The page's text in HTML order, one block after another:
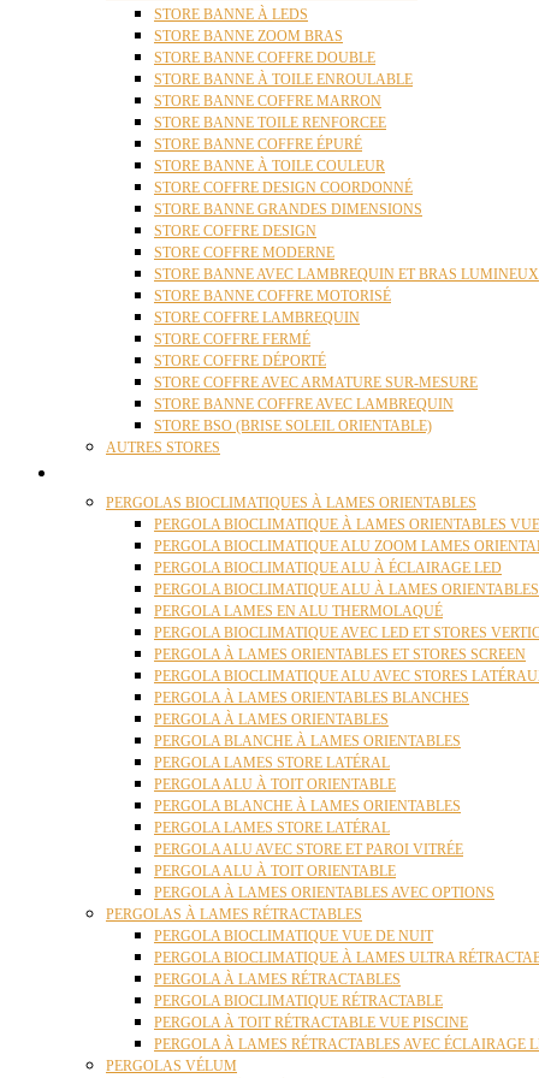
STORE BANNE À LEDS
STORE BANNE ZOOM BRAS
STORE BANNE COFFRE DOUBLE
STORE BANNE À TOILE ENROULABLE
STORE BANNE COFFRE MARRON
STORE BANNE TOILE RENFORCEE
STORE BANNE COFFRE ÉPURÉ
STORE BANNE À TOILE COULEUR
STORE COFFRE DESIGN COORDONNÉ
STORE BANNE GRANDES DIMENSIONS
STORE COFFRE DESIGN
STORE COFFRE MODERNE
STORE BANNE AVEC LAMBREQUIN ET BRAS LUMINEUX
STORE BANNE COFFRE MOTORISÉ
STORE COFFRE LAMBREQUIN
STORE COFFRE FERMÉ
STORE COFFRE DÉPORTÉ
STORE COFFRE AVEC ARMATURE SUR-MESURE
STORE BANNE COFFRE AVEC LAMBREQUIN
STORE BSO (BRISE SOLEIL ORIENTABLE)
AUTRES STORES
PERGOLAS BIOCLIMATIQUES À LAMES ORIENTABLES
PERGOLA BIOCLIMATIQUE À LAMES ORIENTABLES
PERGOLA BIOCLIMATIQUE ALU ZOOM LAMES
PERGOLA BIOCLIMATIQUE ALU À ÉCLAIRAGE LED
PERGOLA BIOCLIMATIQUE ALU À LAMES
PERGOLA LAMES EN ALU THERMOLAQUÉ
PERGOLA BIOCLIMATIQUE AVEC LED ET STORES
PERGOLA À LAMES ORIENTABLES ET STORES SCREEN
PERGOLA BIOCLIMATIQUE ALU AVEC STORES
PERGOLA À LAMES ORIENTABLES BLANCHES
PERGOLA À LAMES ORIENTABLES
PERGOLA BLANCHE À LAMES ORIENTABLES
PERGOLA LAMES STORE LATÉRAL
PERGOLA ALU À TOIT ORIENTABLE
PERGOLA BLANCHE À LAMES ORIENTABLES
PERGOLA LAMES STORE LATÉRAL
PERGOLA ALU AVEC STORE ET PAROI VITRÉE
PERGOLA ALU À TOIT ORIENTABLE
PERGOLA À LAMES ORIENTABLES AVEC OPTIONS
PERGOLAS À LAMES RÉTRACTABLES
PERGOLA BIOCLIMATIQUE VUE DE NUIT
PERGOLA BIOCLIMATIQUE À LAMES ULTRA
PERGOLA À LAMES RÉTRACTABLES
PERGOLA BIOCLIMATIQUE RÉTRACTABLE
PERGOLA À TOIT RÉTRACTABLE VUE PISCINE
PERGOLA À LAMES RÉTRACTABLES AVEC ÉCLAIRAGE
PERGOLAS VÉLUM